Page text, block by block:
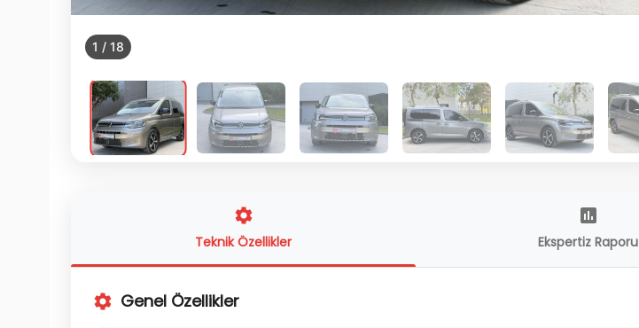
1 / 18
Teknik Özellikler Ekspertiz Raporu
Genel Özellikler